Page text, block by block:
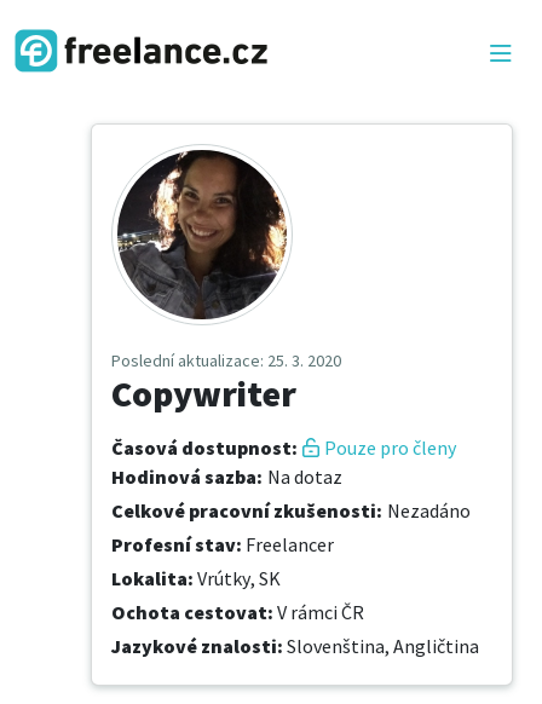
Poslední aktualizace: 25. 3. 2020
Copywriter
Časová dostupnost:
Pouze pro členy
Hodinová sazba: Na dotaz
Celkové pracovní zkušenosti: Nezadáno
Profesní stav: Freelancer
Lokalita: Vrútky, SK
Ochota cestovat: V rámci ČR
Jazykové znalosti: Slovenština, Angličtina